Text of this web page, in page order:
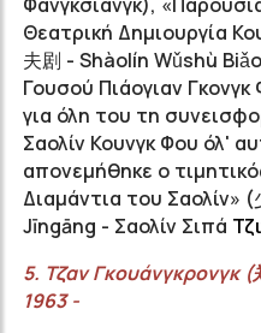
Θεατρική Δημιουργία
夫剧 - Shàolín Wǔshù
Γουσού Πιάογιαν
για όλη του τη
Σαολίν Κουνγκ Φου όλ'
απονεμήθηκε ο
Διαμάντια του Σαολίν» (
Jīngāng - Σαολίν Σιπά
5. Τζαν Γκουάνγκρονγκ(
1963 -